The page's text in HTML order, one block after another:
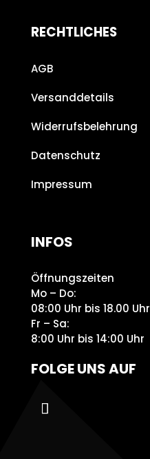
RECHTLICHES
AGB
Versanddetails
Widerrufsbelehrung
Datenschutz
Impressum
INFOS
Öffnungszeiten
Mo – Do:
08:00 Uhr bis 18.00 Uhr
Fr – Sa:
8:00 Uhr bis 14:00 Uhr
FOLGE UNS AUF